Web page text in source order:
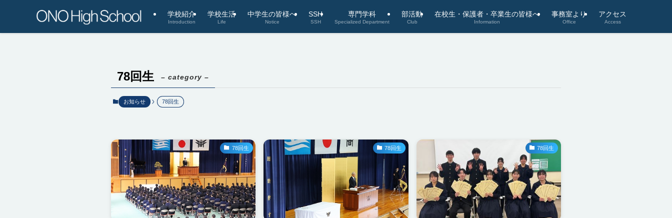
学校紹介
Introduction
学校生活
Life
中学生の皆様へ
Notice
SSH
SSH
専門学科
Specialized Department
部活動
Club
在校生・保護者・卒業生の皆様へ
Information
事務室より
Office
アクセス
Access
78回生 – category –
お知らせ 78回生
78回生 78回生 78回生